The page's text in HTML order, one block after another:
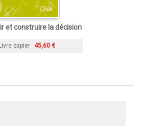
et construire la décision
Livre papier 45,60 €